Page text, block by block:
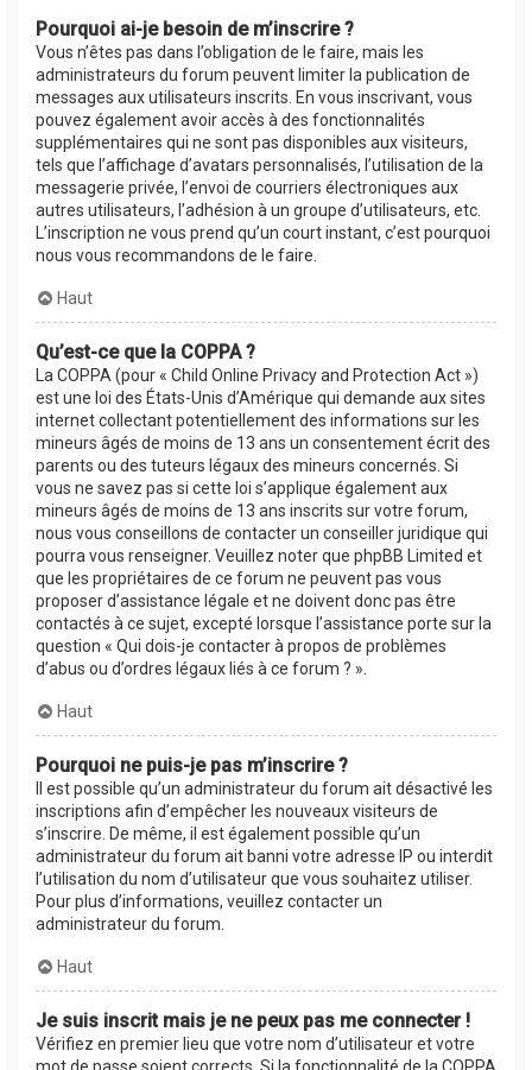
Pourquoi ai-je besoin de m’inscrire ?
Vous n’êtes pas dans l’obligation de le faire, mais les
administrateurs du forum peuvent limiter la publication de
messages aux utilisateurs inscrits. En vous inscrivant, vous
pouvez également avoir accès à des fonctionnalités
supplémentaires qui ne sont pas disponibles aux visiteurs,
tels que l’affichage d’avatars personnalisés, l’utilisation de la
messagerie privée, l’envoi de courriers électroniques aux
autres utilisateurs, l’adhésion à un groupe d’utilisateurs, etc.
L’inscription ne vous prend qu’un court instant, c’est pourquoi
nous vous recommandons de le faire.
Haut
Qu’est-ce que la COPPA ?
La COPPA (pour « Child Online Privacy and Protection Act »)
est une loi des États-Unis d’Amérique qui demande aux sites
internet collectant potentiellement des informations sur les
mineurs âgés de moins de 13 ans un consentement écrit des
parents ou des tuteurs légaux des mineurs concernés. Si
vous ne savez pas si cette loi s’applique également aux
mineurs âgés de moins de 13 ans inscrits sur votre forum,
nous vous conseillons de contacter un conseiller juridique qui
pourra vous renseigner. Veuillez noter que phpBB Limited et
que les propriétaires de ce forum ne peuvent pas vous
proposer d’assistance légale et ne doivent donc pas être
contactés à ce sujet, excepté lorsque l’assistance porte sur la
question « Qui dois-je contacter à propos de problèmes
d’abus ou d’ordres légaux liés à ce forum ? ».
Haut
Pourquoi ne puis-je pas m’inscrire ?
Il est possible qu’un administrateur du forum ait désactivé les
inscriptions afin d’empêcher les nouveaux visiteurs de
s’inscrire. De même, il est également possible qu’un
administrateur du forum ait banni votre adresse IP ou interdit
l’utilisation du nom d’utilisateur que vous souhaitez utiliser.
Pour plus d’informations, veuillez contacter un
administrateur du forum.
Haut
Je suis inscrit mais je ne peux pas me connecter !
Vérifiez en premier lieu que votre nom d’utilisateur et votre
mot de passe soient corrects. Si la fonctionnalité de la COPPA